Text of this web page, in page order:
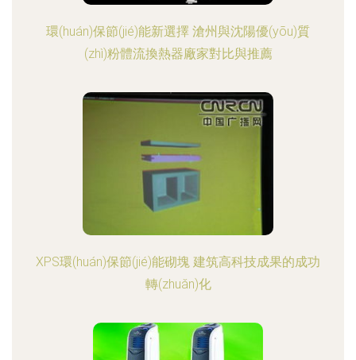
環(huán)保節(jié)能新選擇 滄州與沈陽優(yōu)質
(zhì)粉體流換熱器廠家對比與推薦
XPS環(huán)保節(jié)能砌塊 建筑高科技成果的成功
轉(zhuǎn)化